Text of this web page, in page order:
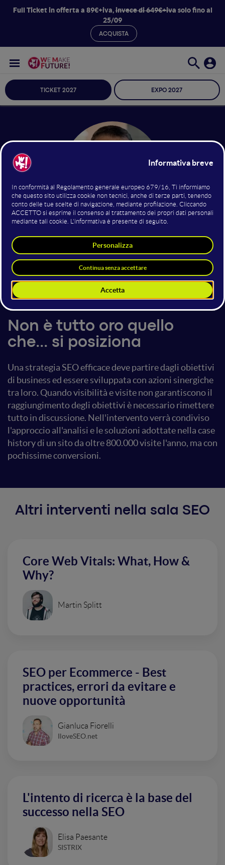
Full Ticket in offerta a 89€+iva,invece di 649€+ivasolo fino al
25/09
ACQUISTA
TICKET 2027 EXPO 2027
CEO & Founder
Archetipo Agency
16 luglio 2021 19:00 - 19:40
SEO
Non è tutto oro quello
che... si posiziona
Una strategia SEO efficace deve partire dagli obiettivi
di business ed essere sviluppata con azioni sinergiche
tra loro. Quando visibilità e visite non garantiscono il
raggiungimento degli obiettivi è necessario rimettere
tutto in discussione. Nell'intervento verrà condiviso
l'approccio all'analisi e le soluzioni adottate nella case
history di un sito da oltre 800.000 visite l'anno, ma con
pochissime conversioni.
Altri interventi nella sala SEO
Core Web Vitals: What, How &
Why?
Martin Splitt
SEO per Ecommerce - Best
practices, errori da evitare e
nuove opportunità
Gianluca Fiorelli
IloveSEO.net
L'intento di ricerca è la base del
successo nella SEO
Elisa Paesante
SISTRIX